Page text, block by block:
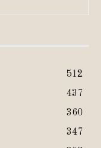
512
437
360
347